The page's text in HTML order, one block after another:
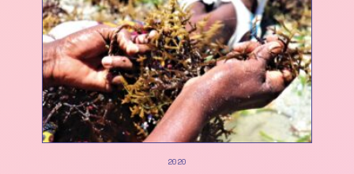
2020